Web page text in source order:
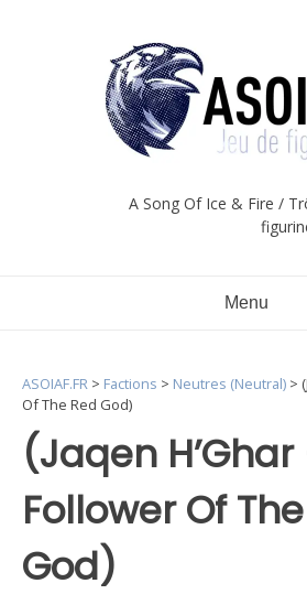
A Song Of Ice & Fire /
Menu
(Jaqen H’Ghar
Follower Of
God)
ASOIAF.FR > Factions > Neutres (Neutral) >
Of The Red God)